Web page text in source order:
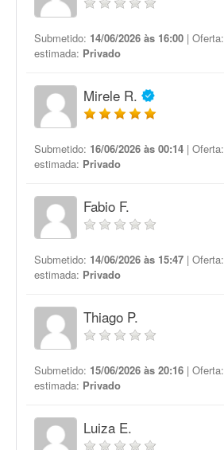
Submetido: 14/06/2026 às 16:00 | Oferta:
estimada: Privado
Mirele R.
Submetido: 16/06/2026 às 00:14 | Oferta:
estimada: Privado
Fabio F.
Submetido: 14/06/2026 às 15:47 | Oferta:
estimada: Privado
Thiago P.
Submetido: 15/06/2026 às 20:16 | Oferta:
estimada: Privado
Luiza E.